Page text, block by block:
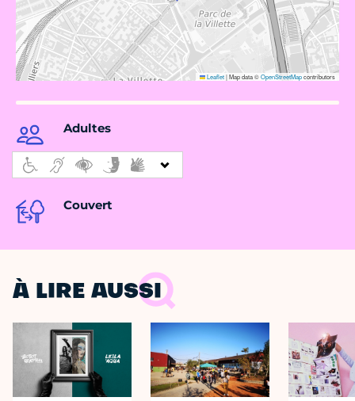
Leaflet|Map data ©OpenStreetMapcontributors
Adultes
Couvert
À LIRE AUSSI